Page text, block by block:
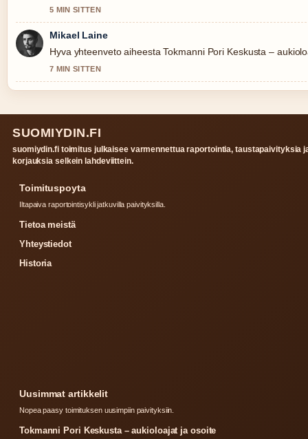
5 MIN SITTEN
Mikael Laine
Hyva yhteenveto aiheesta Tokmanni Pori Keskusta –
7 MIN SITTEN
SUOMIYDIN.FI
suomiydin.fi toimitus julkaisee varmennettua raportointia, taustapaivityksia
korjauksia selkein lahdeviittein.
Toimituspoyta
Iltapaiva raportointisykli jatkuvilla paivityksilla.
Tietoa meistä
Yhteystiedot
Historia
Uusimmat artikkelit
Nopea paasy toimituksen uusimpiin paivityksiin.
Tokmanni Pori Keskusta – aukioloajat ja osoite